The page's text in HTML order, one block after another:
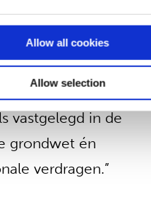
Allow all cookies
Allow selection
moeten
in kwestie, en niet
We vragen niet om
We eisen onze
vastgelegd in de
grondwet én
verdragen.”